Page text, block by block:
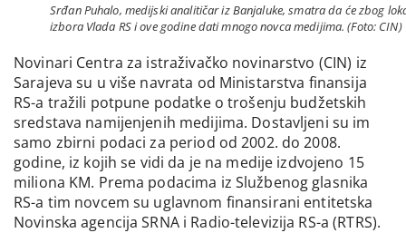
Srđan Puhalo, medijski analitičar iz Banjaluke, smatra da će zbog
izbora Vlada RS i ove godine dati mnogo novca medijima. (Foto: CIN)
Novinari Centra za istraživačko novinarstvo (CIN) iz
Sarajeva su u više navrata od Ministarstva finansija
RS-a tražili potpune podatke o trošenju budžetskih
sredstava namijenjenih medijima. Dostavljeni su im
samo zbirni podaci za period od 2002. do 2008.
godine, iz kojih se vidi da je na medije izdvojeno 15
miliona KM. Prema podacima iz Službenog glasnika
RS-a tim novcem su uglavnom finansirani entitetska
Novinska agencija SRNA i Radio-televizija RS-a (RTRS).